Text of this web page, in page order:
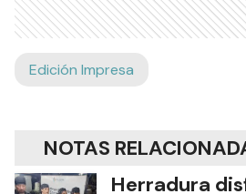
Edición Impresa
NOTAS
Herradura